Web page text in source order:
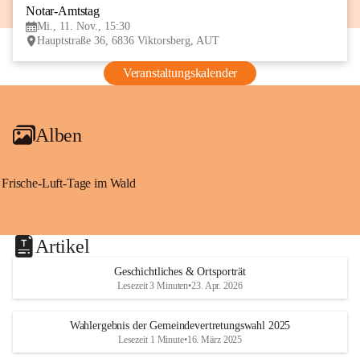
Notar-Amtstag
Mi., 11. Nov., 15:30
Hauptstraße 36, 6836 Viktorsberg, AUT
Veranstaltungskalender
Alben
Frische-Luft-Tage im Wald
Artikel
Geschichtliches & Ortsporträt
Lesezeit 3 Minuten•23. Apr. 2026
Wahlergebnis der Gemeindevertretungswahl 2025
Lesezeit 1 Minute•16. März 2025